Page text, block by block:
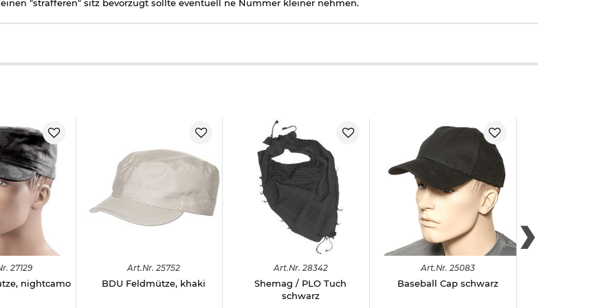
"strafferen" sitz bevorzugt sollte eventuell ne Nummer kleiner nehmen.
27129
nightcamo
Art.Nr. 25752
BDU Feldmütze, khaki
Art.Nr. 28342
Shemag / PLO Tuch
schwarz
Art.Nr. 25083
Baseball Cap schwarz